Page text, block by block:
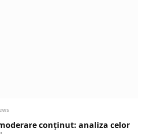
conținut: analiza celor